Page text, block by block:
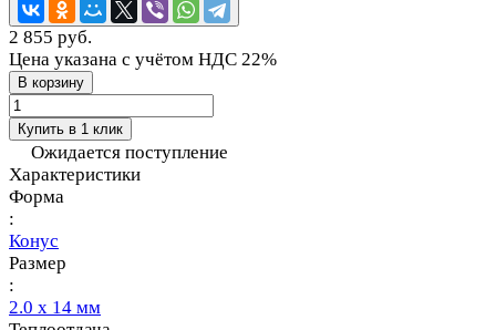
2 855 руб.
Цена указана с учётом НДС 22%
В корзину
Купить в 1 клик
Ожидается поступление
Характеристики
Форма
:
Конус
Размер
:
2.0 х 14 мм